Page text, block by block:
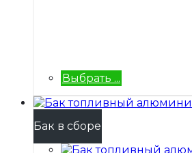
Выбрать ...
Бак в сборе